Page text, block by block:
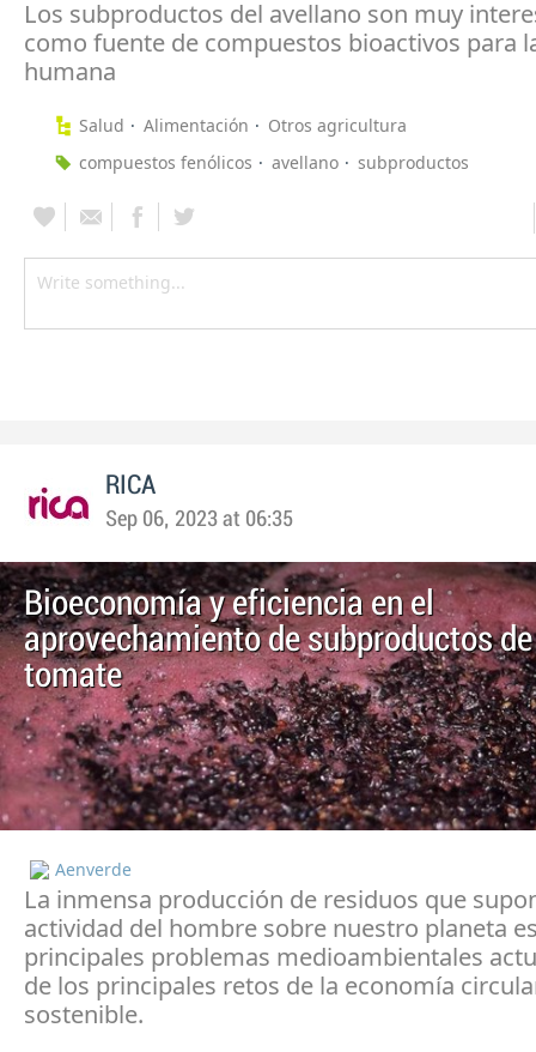
Los subproductos del avellano son muy
como fuente de compuestos bioactivos para
humana
Salud Alimentación
Otros agricultura
compuestos fenólicos
avellano subproductos
RICA
Sep 06, 2023 at 06:35
Bioeconomía y eficiencia en el
aprovechamiento de subproductos
tomate
Aenverde
La inmensa producción de residuos que
actividad del hombre sobre nuestro planeta
principales problemas medioambientales
de los principales retos de la economía
sostenible.